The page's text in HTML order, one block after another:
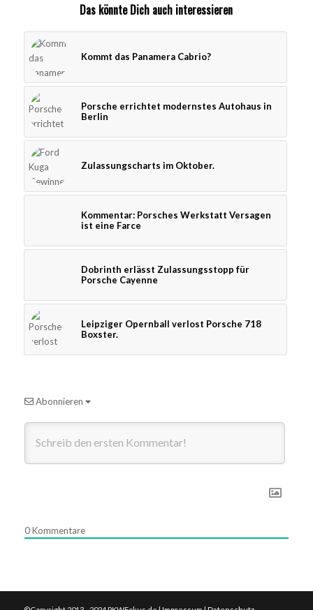
Das könnte Dich auch interessieren
Kommt das Panamera Cabrio?
Porsche errichtet modernstes Autohaus in
Berlin
Zulassungscharts im Oktober.
Kommentar: Porsches Werkstatt Versagen
ist eine Farce
Dobrinth erlässt Zulassungsstopp für
Porsche Cayenne
Leipziger Opernball verlost Porsche 718
Boxster.
Abonnieren
0Kommentare